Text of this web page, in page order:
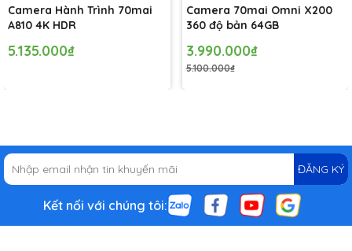
Camera Hành Trình 70mai
A810 4K HDR
5.135.000₫
Camera 70mai Omni X200
360 độ bản 64GB
3.990.000₫
5.100.000₫
ĐĂNG KÝ
Kết nối với chúng tôi: